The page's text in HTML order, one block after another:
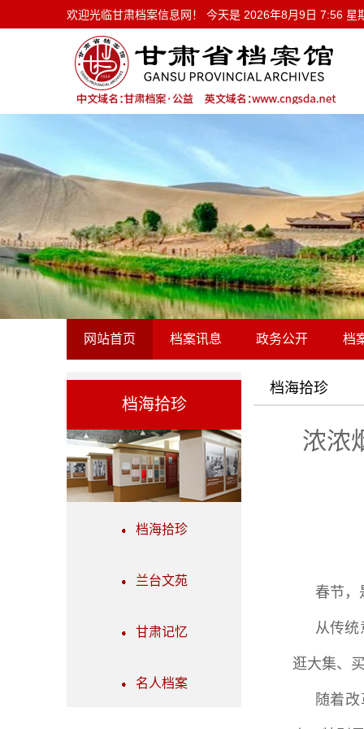
欢迎光临甘肃档案信息网！ 今天是 2026年8月9日 7:56 星
网站首页 档案讯息 政务公开 档
档海拾珍
档海拾珍
兰台文苑
甘肃记忆
名人档案
档海拾珍
浓浓
春节，
从传
逛大集、
随着